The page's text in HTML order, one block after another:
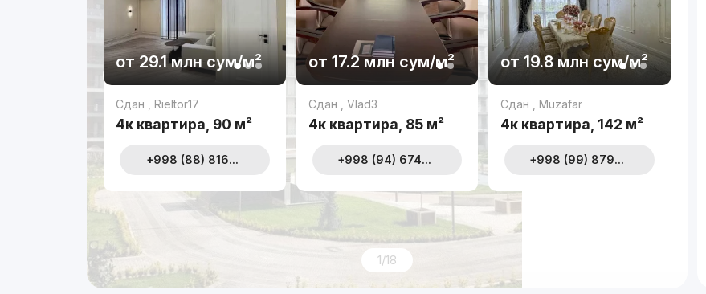
от29.1 млн сум/м²
Сдан Rieltor17
4к квартира, 90 м²
+998 (88) 816...
от 17.2 млн сум/м²
Сдан Vlad3
4к квартира, 85 м²
+998 (94) 674...
от19.8 млн сум/м²
Сдан Muzafar
4к квартира, 142 м²
+998 (99) 879...
1/18